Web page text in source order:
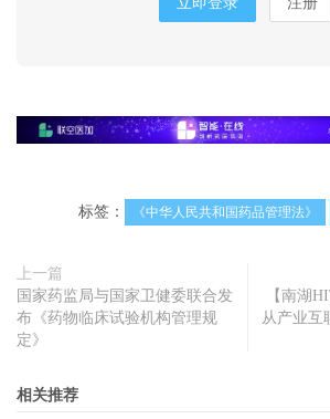
标签： 《中华人民共和国药品管理法》
上一篇
国家药监局与国家卫健委联合发
布《药物临床试验机构管理规
定》
【南湖
从产业互
相关推荐